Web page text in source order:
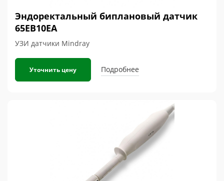
Эндоректальный биплановый датчик
65EB10EA
УЗИ датчики Mindray
Уточнить цену Подробнее